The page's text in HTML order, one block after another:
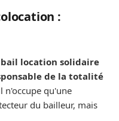
:
location solidaire
de la totalité
n'occupe qu'une
du bailleur, mais